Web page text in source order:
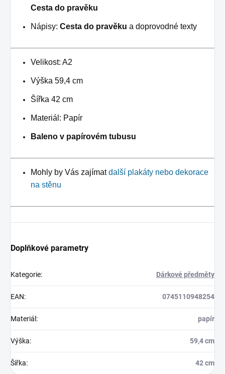
Cesta do pravěku
Nápisy: Cesta do pravěku a doprovodné texty
Velikost: A2
Výška 59,4 cm
Šířka 42 cm
Materiál: Papír
Baleno v papírovém tubusu
Mohly by Vás zajímatdalší plakáty nebo dekorace
na stěnu
Doplňkové parametry
Kategorie: Dárkové předměty
EAN: 0745110948254
Materiál : papír
Výška: 59,4 cm
Šířka: 42 cm